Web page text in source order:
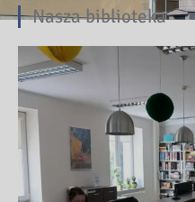
Nasza biblioteka